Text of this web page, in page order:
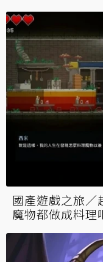
國產遊戲之旅
魔物都做成料理